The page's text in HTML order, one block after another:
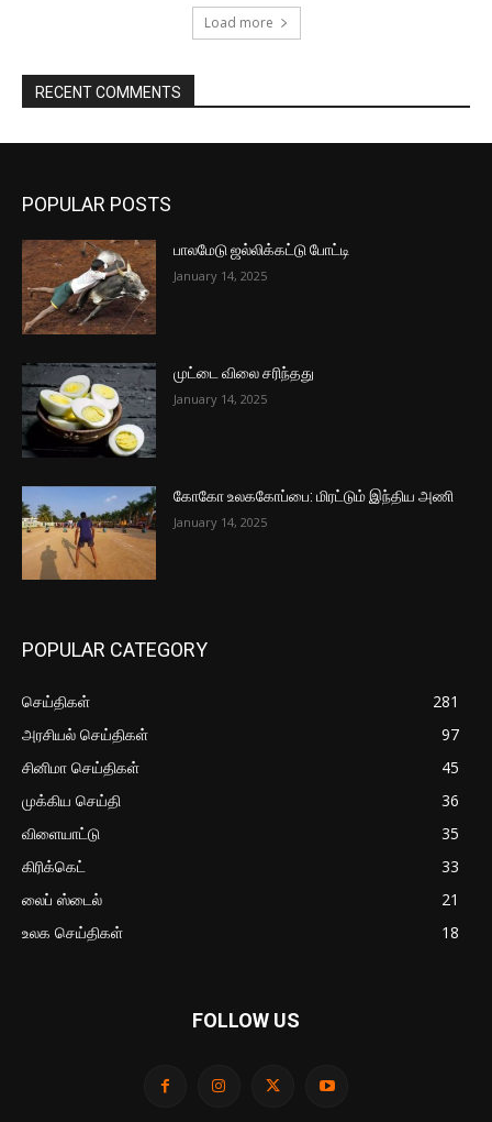
Load more
RECENT COMMENTS
POPULAR POSTS
பாலமேடு ஜல்லிக்கட்டு போட்டி
January 14, 2025
முட்டை விலை சரிந்தது
January 14, 2025
கோகோ உலககோப்பை: மிரட்டும் இந்திய அணி
January 14, 2025
POPULAR CATEGORY
செய்திகள்
281
அரசியல் செய்திகள்
97
சினிமா செய்திகள்
45
முக்கிய செய்தி
36
விளையாட்டு
35
கிரிக்கெட்
33
லைப் ஸ்டைல்
21
உலக செய்திகள்
18
FOLLOW US